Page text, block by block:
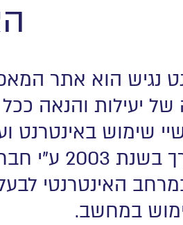
נגיש הוא אתר
שימוש באינטרנט
מחקר
האינטרנטי
במחשב.